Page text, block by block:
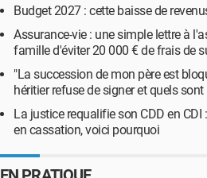
Budget 2027 : cette baisse de
Assurance-vie : une simple lettre à
famille d'éviter 20 000 € de frais de
"La succession de mon père est
héritier refuse de signer et quels
La justice requalifie son CDD en CDI
en cassation, voici pourquoi